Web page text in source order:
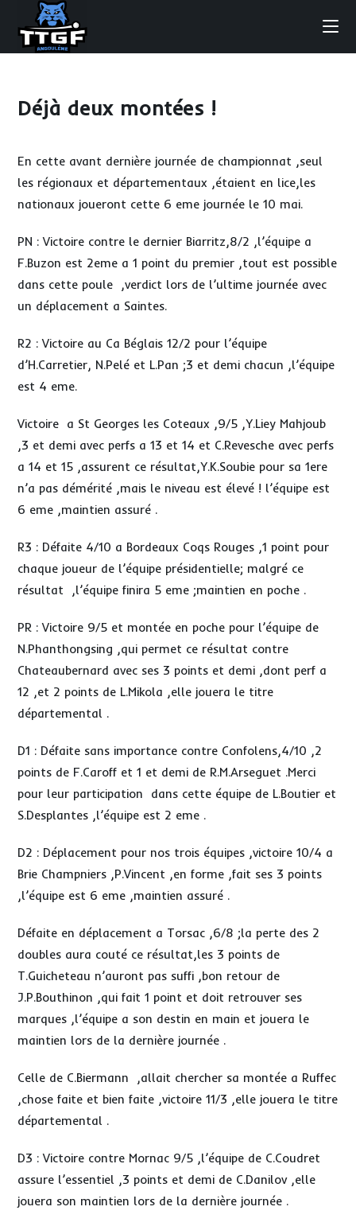
content
Déjà deux montées !
En cette avant dernière journée de championnat ,seul
les régionaux et départementaux ,étaient en lice,les
nationaux joueront cette 6 eme journée le 10 mai.
PN : Victoire contre le dernier Biarritz,8/2 ,l’équipe a
F.Buzon est 2eme a 1 point du premier ,tout est possible
dans cette poule ,verdict lors de l’ultime journée avec
un déplacement a Saintes.
R2 : Victoire au Ca Béglais 12/2 pour l’équipe
d’H.Carretier, N.Pelé et L.Pan ;3 et demi chacun ,l’équipe
est 4 eme.
Victoire a St Georges les Coteaux ,9/5 ,Y.Liey Mahjoub
,3 et demi avec perfs a 13 et 14 et C.Revesche avec perfs
a 14 et 15 ,assurent ce résultat,Y.K.Soubie pour sa 1ere
n’a pas démérité ,mais le niveau est élevé ! l’équipe est
6 eme ,maintien assuré .
R3 : Défaite 4/10 a Bordeaux Coqs Rouges ,1 point pour
chaque joueur de l’équipe présidentielle; malgré ce
résultat ,l’équipe finira 5 eme ;maintien en poche .
PR : Victoire 9/5 et montée en poche pour l’équipe de
N.Phanthongsing ,qui permet ce résultat contre
Chateaubernard avec ses 3 points et demi ,dont perf a
12 ,et 2 points de L.Mikola ,elle jouera le titre
départemental .
D1 : Défaite sans importance contre Confolens,4/10 ,2
points de F.Caroff et 1 et demi de R.M.Arseguet .Merci
pour leur participation dans cette équipe de L.Boutier et
S.Desplantes ,l’équipe est 2 eme .
D2 : Déplacement pour nos trois équipes ,victoire 10/4 a
Brie Champniers ,P.Vincent ,en forme ,fait ses 3 points
,l’équipe est 6 eme ,maintien assuré .
Défaite en déplacement a Torsac ,6/8 ;la perte des 2
doubles aura couté ce résultat,les 3 points de
T.Guicheteau n’auront pas suffi ,bon retour de
J.P.Bouthinon ,qui fait 1 point et doit retrouver ses
marques ,l’équipe a son destin en main et jouera le
maintien lors de la dernière journée .
Celle de C.Biermann ,allait chercher sa montée a Ruffec
,chose faite et bien faite ,victoire 11/3 ,elle jouera le titre
départemental .
D3 : Victoire contre Mornac 9/5 ,l’équipe de C.Coudret
assure l’essentiel ,3 points et demi de C.Danilov ,elle
jouera son maintien lors de la dernière journée .